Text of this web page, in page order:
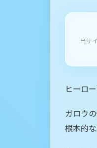
当サ
ヒーロ
ガロウ
根本的